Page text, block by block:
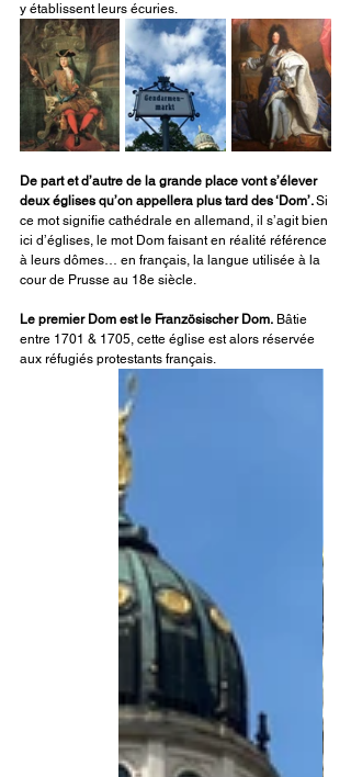
y établissent leurs écuries.
De part et d’autre de la grande place vont s’élever
deux églises qu’on appellera plus tard des ‘Dom’. Si
ce mot signifie cathédrale en allemand, il s’agit bien
ici d’églises, le mot Dom faisant en réalité référence
à leurs dômes… en français, la langue utilisée à la
cour de Prusse au 18e siècle.
Le premier Dom est le Französischer Dom. Bâtie
entre 1701 & 1705, cette église est alors réservée
aux réfugiés protestants français.